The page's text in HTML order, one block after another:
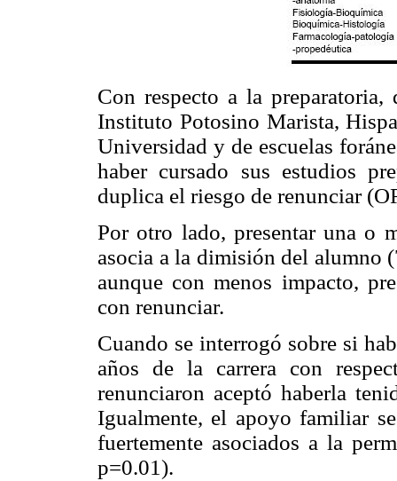
Con respecto a la
Instituto Potosino Marista,
Universidad y de escuelas
haber cursado sus estudios
duplica el riesgo de renunciar
Por otro lado, presentar una o
asocia a la dimisión del alumno
aunque con menos impacto,
con renunciar.
Cuando se interrogó sobre si
años de la carrera con
renunciaron aceptó haberla
Igualmente, el apoyo familiar
fuertemente asociados a la
p=0.01).